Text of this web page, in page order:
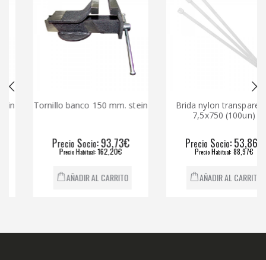
Tornillo banco 150 mm. stein
recioSocio: 93,73€
recioHabitual: 162,20€
AÑADIR AL CARRITO
Brida nylon transparente
7,5x750 (100un)
recioSocio: 53,86€
recioHabitual: 88,97€
AÑADIR AL CARRITO